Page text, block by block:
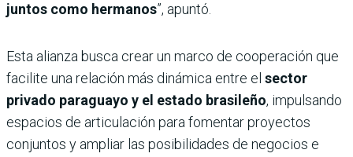
juntos como hermanos”, apuntó.
Esta alianza busca crear un marco de cooperación que
facilite una relación más dinámica entre el sector
privado paraguayo y el estado brasileño, impulsando
espacios de articulación para fomentar proyectos
conjuntos y ampliar las posibilidades de negocios e